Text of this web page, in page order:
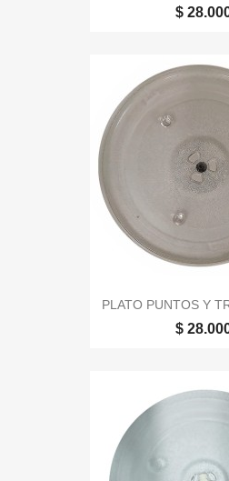
$
PLATO PUNTOS Y
$